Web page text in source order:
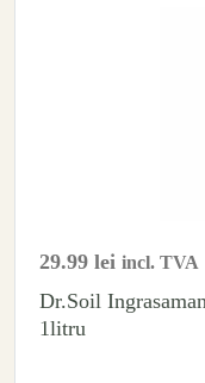
29.99 lei incl. TVA
Dr.Soil
1litru